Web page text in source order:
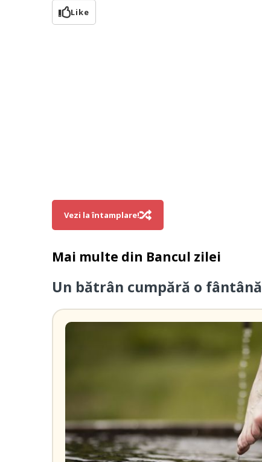
Like
Vezi la întamplare!
Mai multe din Bancul zilei
Un bătrân cumpără o fântână